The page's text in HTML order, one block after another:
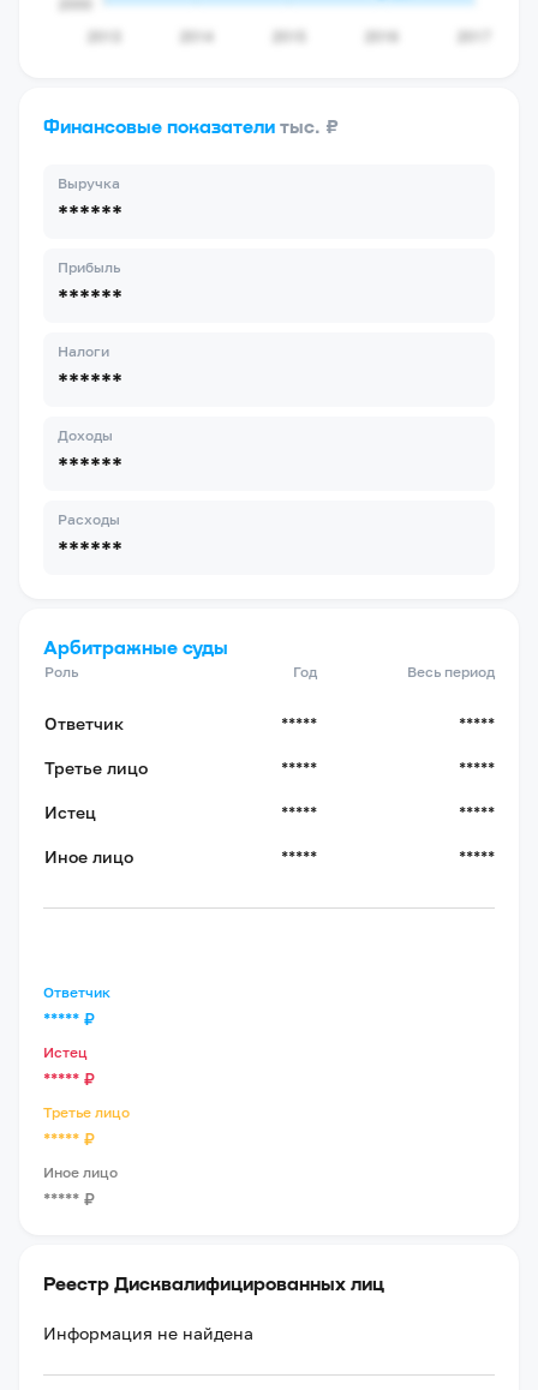
Финансовые показатели тыс. ₽
Выручка
******
Прибыль
******
Налоги
******
Доходы
******
Расходы
******
Арбитражные суды
Роль Год Весь период
Ответчик ***** *****
Третье лицо ***** *****
Истец ***** *****
Иное лицо ***** *****
Ответчик
***** ₽
Истец
***** ₽
Третье лицо
***** ₽
Иное лицо
***** ₽
Реестр Дисквалифицированных лиц
Информация не найдена